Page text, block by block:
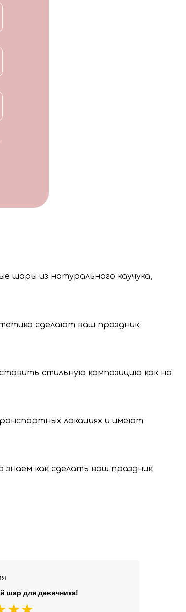
шары из натурального каучука,
сделают ваш праздник
стильную композицию как на
локациях и имеют
знаем как сделать ваш праздник
шар для девичника!